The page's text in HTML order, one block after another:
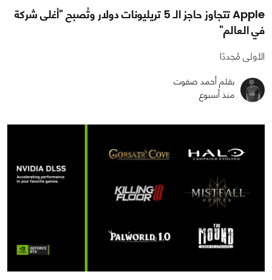
Apple تتجاوز حاجز الـ 5 تريليونات دولار وتُصبح "أغلى شركة
في العالم"
الأولى مُجددًا
بقلم أحمد صفوت
منذ أسبوع